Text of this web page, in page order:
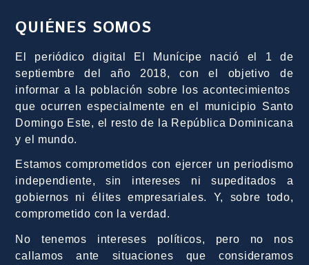
QUIÉNES SOMOS
El periódico digital El Munícipe nació el 1 de
septiembre del año 2018, con el objetivo de
informar a la población sobre los acontecimientos
que ocurren especialmente en el municipio Santo
Domingo Este, el resto de la República Dominicana
y el mundo.
Estamos comprometidos con ejercer un periodismo
independiente, sin intereses ni supeditados a
gobiernos ni élites empresariales. Y, sobre todo,
comprometido con la verdad.
No tenemos intereses políticos, pero no nos
callamos ante situaciones que consideramos